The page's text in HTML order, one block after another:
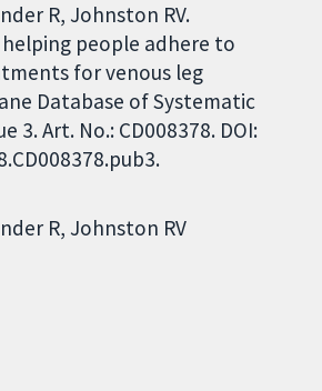
R, Johnston RV.
people adhere to
for venous leg
Database of Systematic
3. Art. No.: CD008378. DOI:
R Johnston RV